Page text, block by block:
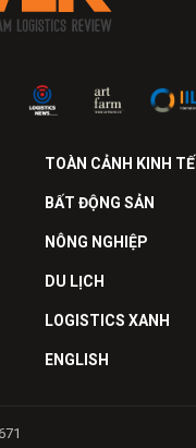
TOÀN CẢNH KINH TẾ
BẤT ĐỘNG SẢN
NÔNG NGHIỆP
DU LỊCH
LOGISTICS XANH
ENGLISH